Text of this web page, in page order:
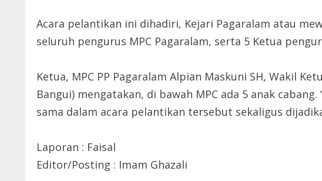
Acara pelantikan ini dihadiri, Kejari Pagaralam atau
seluruh pengurus MPC Pagaralam, serta 5 Ketua
Ketua, MPC PP Pagaralam Alpian Maskuni SH, Wakil
Bangui) mengatakan, di bawah MPC ada 5 anak
sama dalam acara pelantikan tersebut sekaligus
Laporan : Faisal
Editor/Posting : Imam Ghazali